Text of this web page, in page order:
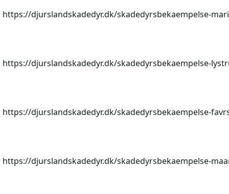
https://djurslandskadedyr.dk/skadedyrsbekaempelse-
https://djurslandskadedyr.dk/skadedyrsbekaempelse-
https://djurslandskadedyr.dk/skadedyrsbekaempelse-
https://djurslandskadedyr.dk/skadedyrsbekaempelse-